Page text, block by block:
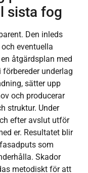
sista fog
Den inleds
eventuella
åtgärdsplan med
underlag
sätter upp
och producerar
struktur. Under
efter avslut utför
er. Resultatet blir
som
Skador
metodiskt för att